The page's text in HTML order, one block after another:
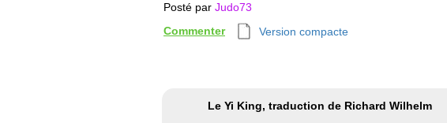
Posté par Judo73
Commenter
Version compacte
Le Yi King, traduction de Richard Wilhelm